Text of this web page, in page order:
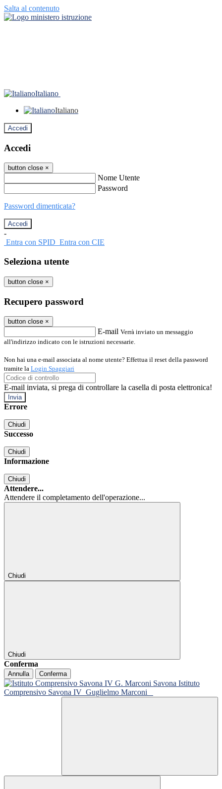
Salta al contenuto
Italiano
Italiano
Accedi
Accedi
button close ×
Nome Utente
Password
Password dimenticata?
-
Entra con SPID Entra con CIE
Seleziona utente
button close ×
Recupero password
button close ×
E-mail Verrà inviato un messaggio
all'indirizzo indicato con le istruzioni necessarie.
Non hai una e-mail associata al nome utente? Effettua il reset della password
tramite la Login Spaggiari
E-mail inviata, si prega di controllare la casella di posta elettronica!
Errore
Chiudi
Successo
Chiudi
Informazione
Chiudi
Attendere...
Attendere il completamento dell'operazione...
Chiudi
Chiudi
Conferma
Annulla Conferma
Istituto
Comprensivo Savona IV Guglielmo Marconi